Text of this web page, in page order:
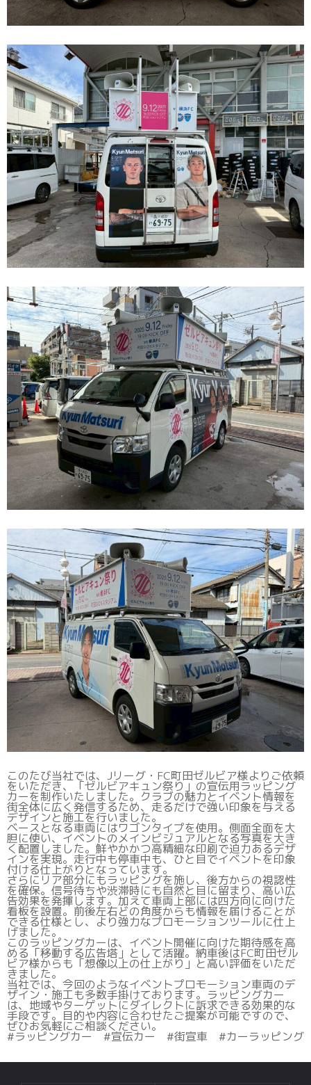
このたび当社では、Jリーグ・FC町田ゼルビア様よりご依頼
をいただき、「ゼルビアキュン祭り」の宣伝用ラッピング
カーを制作いたしました。クラブの魅力とイベント情報を
街全体に広く発信するため、走るだけで強い印象を与える
デザインと施工を行いました。
ベースとなる車両にはワゴンタイプを使用。側面全面を大
胆に使い、イベントのメインビジュアルとなる写真を大き
く配置しました。鮮やかかつ高精細な印刷で迫力あるデザ
インを実現。走行中も停車中も、ひと目でイベントを印象
付ける仕上がりとなっています。
さらにリア部分にもラッピングを施し、後方からの視認性
を確保。信号待ちや渋滞時にも自然と目に留まり、高い広
告効果を発揮します。加えて車両上部には四方向に向けた
看板を設置。前後左右どの角度からも情報を届けることが
できる仕様とし、より強力なプロモーションツールに仕上
げました。
このラッピングカーは、イベント開催に向けた期待感を高
める「移動する広告塔」として活躍。納車後はFC町田ゼル
ビア様からも「想像以上の仕上がり」と高い評価をいただ
きました。
当社では、今回のようなイベントプロモーション車両のデ
ザイン・施工も多数手掛けております。ラッピングカー
は、地域やターゲットにダイレクトに訴求できる効果的な
手段です。目的や内容に合わせたご提案が可能ですので、
ぜひお気軽にご相談ください。
#ラッピングカー #宣伝カー #街宣車 #カーラッピング